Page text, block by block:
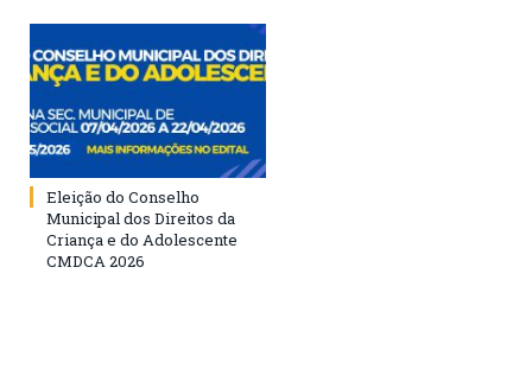
Eleição do Conselho
Municipal dos Direitos da
Criança e do Adolescente
CMDCA 2026